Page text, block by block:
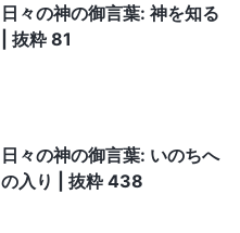
日々の神の御言葉: 神を知る
| 抜粋 81
日々の神の御言葉: いのちへ
の入り | 抜粋 438